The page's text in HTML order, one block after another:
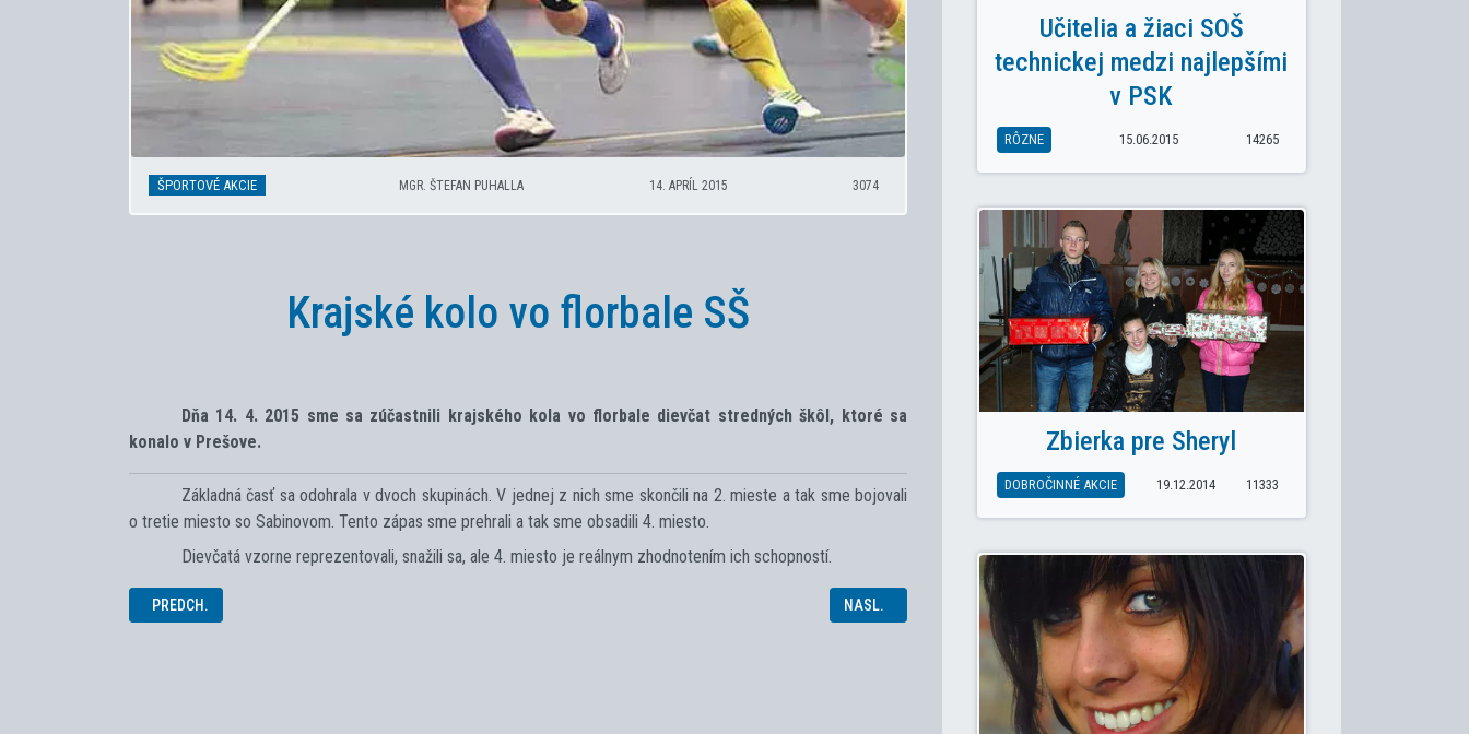
ŠPORTOVÉ AKCIE MGR. ŠTEFAN PUHALLA 14. APRÍL 2015 3074
Krajské kolo vo florbale SŠ
Dňa 14. 4. 2015 sme sa zúčastnili krajského kola vo florbale dievčat stredných škôl, ktoré sa
konalo v Prešove.
Základná časť sa odohrala v dvoch skupinách. V jednej z nich sme skončili na 2. mieste a tak sme bojovali
o tretie miesto so Sabinovom. Tento zápas sme prehrali a tak sme obsadili 4. miesto.
Dievčatá vzorne reprezentovali, snažili sa, ale 4. miesto je reálnym zhodnotením ich schopností.
PREDCHÁDZAJÚCI ČLÁNOK: MMM V KOŠICIACH
PREDCH. NASLEDUJÚCI ČLÁNOK: MEDZIROČNÍKOVÝ VOLEJBALOVÝ TURNAJ
NASL.
Učitelia a žiaci SOŠ
technickej medzi najlepšími
v PSK
RÔZNE 15.06.2015 14265
Zbierka pre Sheryl
DOBROČINNÉ AKCIE 19.12.2014 11333